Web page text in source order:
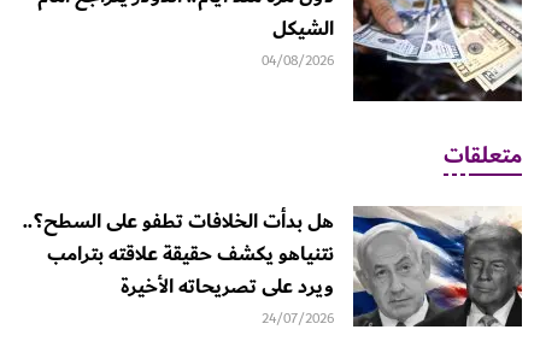
الشيكل
04/08/2026
متعلقات
هل بدأت الخلافات تطفو على السطح؟..
نتنياهو يكشف حقيقة علاقته بترامب
ويرد على تصريحاته الأخيرة
24/07/2026